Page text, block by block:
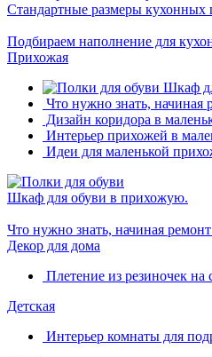
Стандартные размеры кухонных
Подбираем наполнение для
Прихожая
Шкаф
Что нужно знать, начиная
Дизайн коридора в
Интерьер прихожей в
Идеи для маленькой
Шкаф для обуви в прихожую.
Что нужно знать, начиная
Декор для дома
Плетение из резиночек на
Детская
Интерьер комнаты для